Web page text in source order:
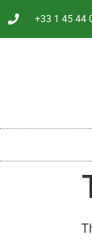
principal+33 1 45 44